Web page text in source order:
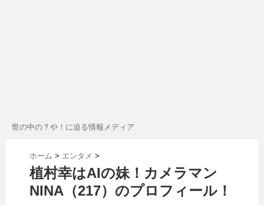
世の中の？や！に迫る情報メディア
ホーム > エンタメ >
植村幸はAIの妹！カメラマン
NINA（217）のプロフィール！